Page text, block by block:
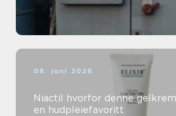
08. juni 2026
Niactil hvorfor denne gelkremen har blitt
en hudpleiefavoritt